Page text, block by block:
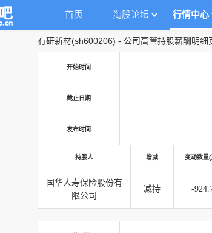
首页 淘股论坛 行情中心
有研新材(sh600206) - 公司高管持股薪酬明细
开始时间
截止日期
发布时间
持股人 增减 变动数量(
国华人寿保险股份有
限公司
减持 -